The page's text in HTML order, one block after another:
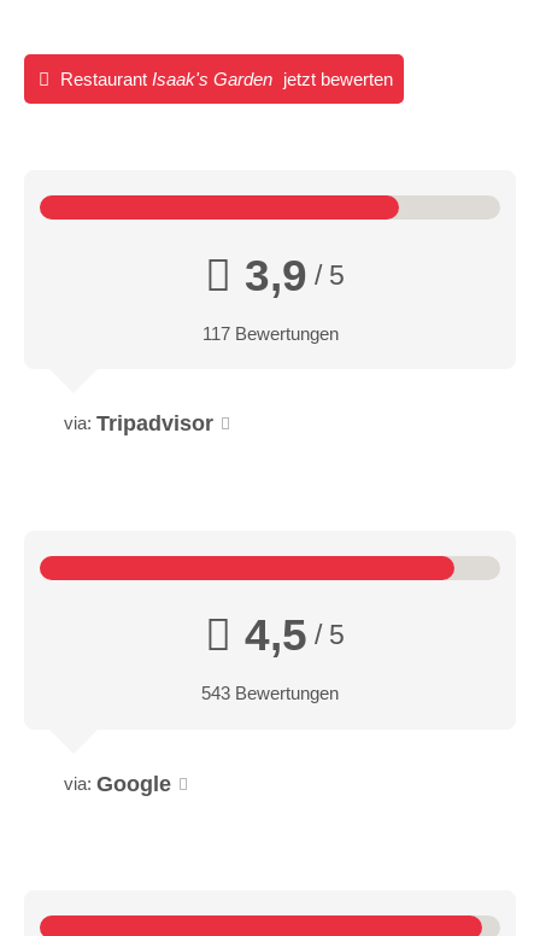
Restaurant Isaak's Garden jetzt bewerten
3,9 / 5
117 Bewertungen
via: Tripadvisor
4,5 / 5
543 Bewertungen
via: Google